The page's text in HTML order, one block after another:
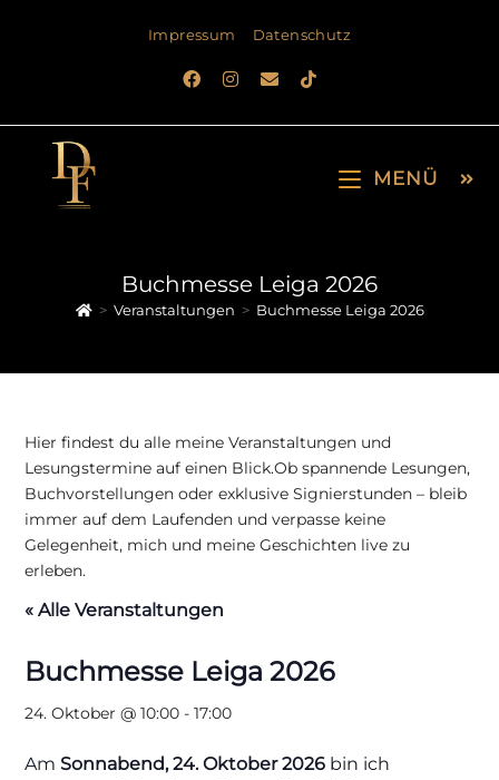
Impressum Datenschutz
MENÜ
Buchmesse Leiga 2026
> Veranstaltungen > Buchmesse Leiga 2026
Hier findest du alle meine Veranstaltungen und
Lesungstermine auf einen Blick.Ob spannende Lesungen,
Buchvorstellungen oder exklusive Signierstunden – bleib
immer auf dem Laufenden und verpasse keine
Gelegenheit, mich und meine Geschichten live zu
erleben.
« Alle Veranstaltungen
Buchmesse Leiga 2026
24. Oktober @ 10:00 -17:00
AmSonnabend, 24. Oktober 2026 bin ich